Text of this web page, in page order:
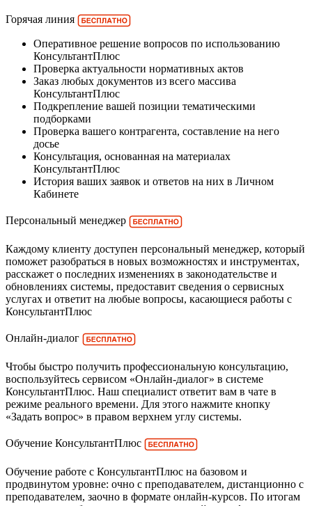
Горячая линия
Оперативное решение вопросов по использованию
КонсультантПлюс
Проверка актуальности нормативных актов
Заказ любых документов из всего массива
КонсультантПлюс
Подкрепление вашей позиции тематическими
подборками
Проверка вашего контрагента, составление на него
досье
Консультация, основанная на материалах
КонсультантПлюс
История ваших заявок и ответов на них в Личном
Кабинете
Персональный менеджер
Каждому клиенту доступен персональный менеджер, который
поможет разобраться в новых возможностях и инструментах,
расскажет о последних изменениях в законодательстве и
обновлениях системы, предоставит сведения о сервисных
услугах и ответит на любые вопросы, касающиеся работы с
КонсультантПлюс
Онлайн-диалог
Чтобы быстро получить профессиональную консультацию,
воспользуйтесь сервисом «Онлайн-диалог» в системе
КонсультантПлюс. Наш специалист ответит вам в чате в
режиме реального времени. Для этого нажмите кнопку
«Задать вопрос» в правом верхнем углу системы.
Обучение КонсультантПлюс
Обучение работе с КонсультантПлюс на базовом и
продвинутом уровне: очно с преподавателем, дистанционно с
преподавателем, заочно в формате онлайн-курсов. По итогам